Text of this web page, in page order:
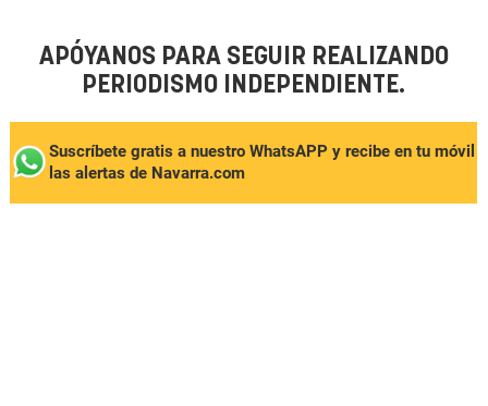
APÓYANOS PARA SEGUIR REALIZANDO
PERIODISMO INDEPENDIENTE.
Suscríbete gratis a nuestro WhatsAPP y recibe en tu móvil
las alertas de Navarra.com